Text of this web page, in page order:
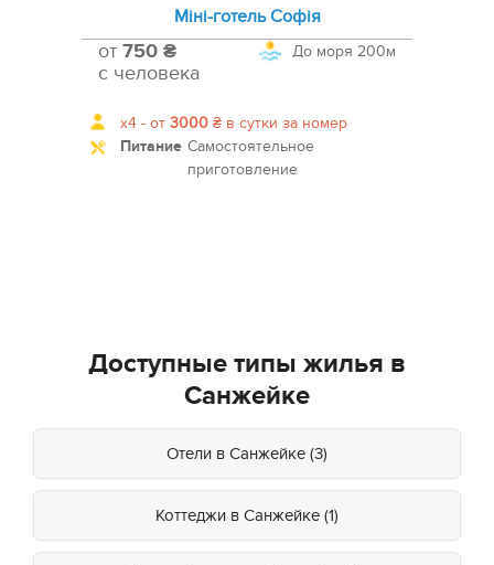
Міні-готель Софія
До моря 200м
от 750 ₴
с человека
x4 - от 3000 ₴ в сутки за номер
Питание Самостоятельное
приготовление
Доступные типы жилья в
Санжейке
Отели в Санжейке (3)
Коттеджи в Санжейке (1)